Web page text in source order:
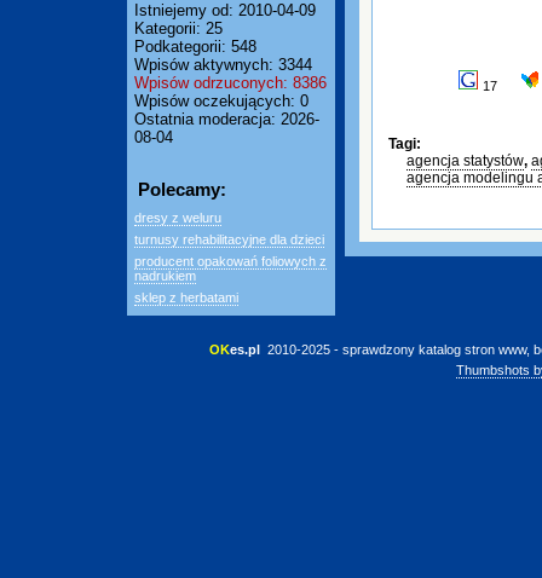
Istniejemy od: 2010-04-09
Kategorii: 25
Podkategorii: 548
Wpisów aktywnych: 3344
Wpisów odrzuconych: 8386
Wpisów oczekujących: 0
Ostatnia moderacja: 2026-
08-04
Polecamy:
dresy z weluru
turnusy rehabilitacyjne dla dzieci
producent opakowań foliowych z
nadrukiem
sklep z herbatami
17
Tagi:
agencja statystów,
agencja modelingu
OKes.pl 2010-2025 - sprawdzony katalog stron www,
Thumbshots